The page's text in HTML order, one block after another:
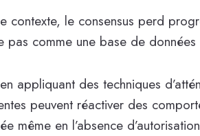
contexte, le consensus perd
pas comme une base de
appliquant des techniques
peuvent réactiver des
même en l’absence